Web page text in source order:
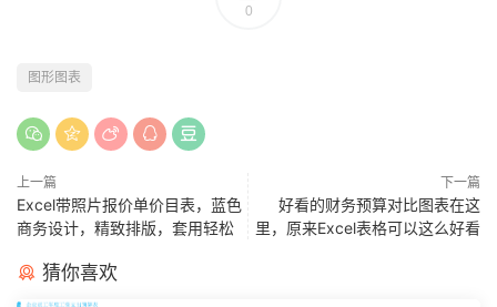
0
图形图表
上一篇
Excel带照片报价单价目表，蓝色
商务设计，精致排版，套用轻松
下一篇
好看的财务预算对比图表在这
里，原来Excel表格可以这么好看
猜你喜欢